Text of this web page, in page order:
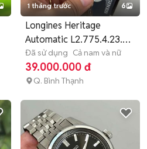
1 tháng trước 6
Longines Heritage
Automatic L2.775.4.23.3
40mm
Đã sử dụng Cả nam và nữ
39.000.000 đ
Q. Bình Thạnh